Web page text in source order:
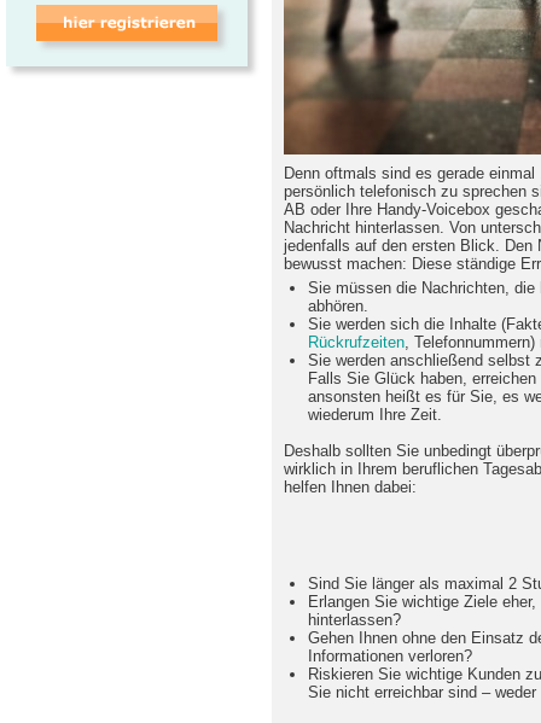
Denn oftmals sind es gerade
persönlich telefonisch zu sprechen
AB oder Ihre Handy-Voicebox
Nachricht hinterlassen. Von
jedenfalls auf den ersten Blick.
bewusst machen: Diese ständige
Sie müssen die Nachrichten,
abhören.
Sie werden sich die Inhalte
Rückrufzeiten ,
Sie werden anschließend selbst
Falls Sie Glück haben,
ansonsten heißt es für Sie, es
wiederum Ihre Zeit.
Deshalb sollten Sie unbedingt
wirklich in Ihrem beruflichen
helfen Ihnen dabei:
Sind Sie länger als maximal 2
Erlangen Sie wichtige Ziele
hinterlassen?
Gehen Ihnen ohne den Einsatz
Informationen verloren?
Riskieren Sie wichtige Kunden
Sie nicht erreichbar sind –